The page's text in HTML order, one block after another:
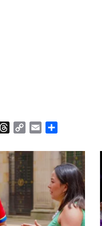
Threads
Copy Email